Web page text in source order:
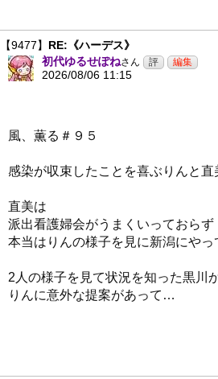
【9477】 RE:《ハーデス》
初代ゆるせぽねさん
2026/08/06 11:15
風、薫る＃９５
感染が収束したことを喜ぶりんと直
直美は
派出看護婦会がうまくいっておらず
本当はりんの様子を見に新潟にや
2人の様子を見て状況を知った黒川
りんに意外な提案があって…